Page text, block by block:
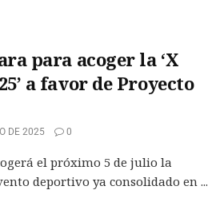
para acoger la ‘X
a favor de Proyecto
DE 2025 0
el próximo 5 de julio la
deportivo ya consolidado en ...